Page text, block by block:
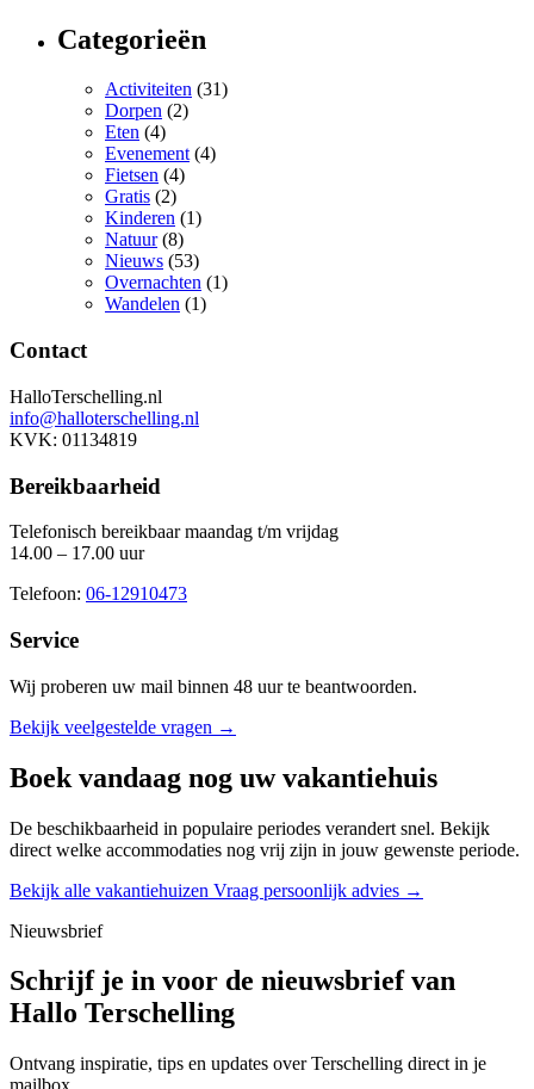
Categorieën
Activiteiten (31)
Dorpen (2)
Eten (4)
Evenement(4)
Fietsen (4)
Gratis (2)
Kinderen (1)
Natuur(8)
Nieuws (53)
Overnachten (1)
Wandelen (1)
Contact
HalloTerschelling.nl
info@halloterschelling.nl
KVK: 01134819
Bereikbaarheid
Telefonisch bereikbaar maandag t/m vrijdag
14.00 – 17.00 uur
Telefoon: 06-12910473
Service
Wij proberen uw mail binnen 48 uurte beantwoorden.
Bekijk veelgestelde vragen →
Boek vandaag nog uw vakantiehuis
De beschikbaarheid in populaire periodes verandert snel. Bekijk
direct welke accommodaties nog vrij zijn in jouw gewenste periode.
Bekijk alle vakantiehuizen Vraag persoonlijk advies →
Nieuwsbrief
Schrijf je in voor de nieuwsbrief van
Hallo Terschelling
Ontvang inspiratie, tips en updates over Terschelling direct in je